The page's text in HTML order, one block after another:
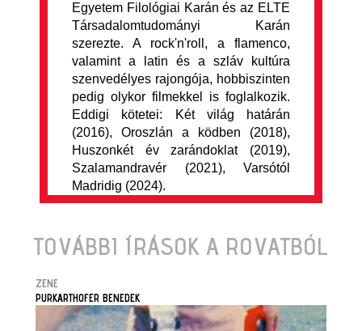
Egyetem Filológiai Karán és az ELTE
Társadalomtudományi Karán
szerezte. A rock'n'roll, a flamenco,
valamint a latin és a szláv kultúra
szenvedélyes rajongója, hobbiszinten
pedig olykor filmekkel is foglalkozik.
Eddigi kötetei: Két világ határán
(2016), Oroszlán a ködben (2018),
Huszonkét év zarándoklat (2019),
Szalamandravér (2021), Varsótól
Madridig (2024).
TOVÁBBI ÍRÁSOK A ROVATBÓL
ZENE
PURKARTHOFER BENEDEK